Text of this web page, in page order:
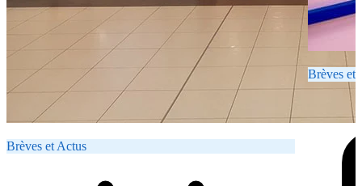
Brèves et Actus
Brèves et